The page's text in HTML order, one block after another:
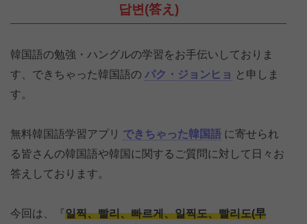
답변(答え)
韓国語の勉強・ハングルの学習をお手伝いしておりま
す、できちゃった韓国語の パク・ジョンヒョ と申しま
す。
無料韓国語学習アプリ できちゃった韓国語 に寄せられ
る皆さんの韓国語や韓国に関するご質問に対して日々お
答えしております。
今回は、『일찍、빨리、빠르게、일찍도、빨리도(早